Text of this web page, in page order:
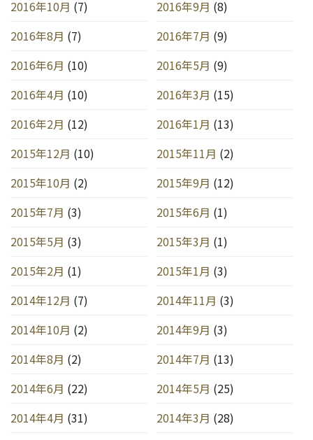
2016年10月 (7) 2016年9月 (8)
2016年8月 (7) 2016年7月 (9)
2016年6月 (10) 2016年5月 (9)
2016年4月 (10) 2016年3月 (15)
2016年2月 (12) 2016年1月 (13)
2015年12月 (10) 2015年11月 (2)
2015年10月 (2) 2015年9月 (12)
2015年7月 (3) 2015年6月 (1)
2015年5月 (3) 2015年3月 (1)
2015年2月 (1) 2015年1月 (3)
2014年12月 (7) 2014年11月 (3)
2014年10月 (2) 2014年9月 (3)
2014年8月 (2) 2014年7月 (13)
2014年6月 (22) 2014年5月 (25)
2014年4月 (31) 2014年3月 (28)